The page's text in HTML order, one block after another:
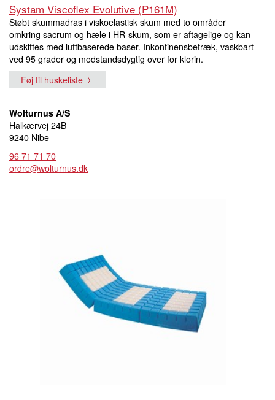
Systam Viscoflex Evolutive (P161M)
Støbt skummadras i viskoelastisk skum med to områder
omkring sacrum og hæle i HR-skum, som er aftagelige og kan
udskiftes med luftbaserede baser. Inkontinensbetræk, vaskbart
ved 95 grader og modstandsdygtig over for klorin.
Føj til huskeliste
Wolturnus A/S
Halkærvej 24B
9240 Nibe
96 71 71 70
ordre@wolturnus.dk